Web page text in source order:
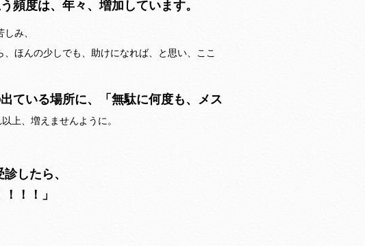
頻度は、年々、増加しています。
み、
ほんの少しでも、助けになれば、と思い、ここ
ている場所に、「無駄に何度も、メス
上、増えませんように。
したら、
！！」